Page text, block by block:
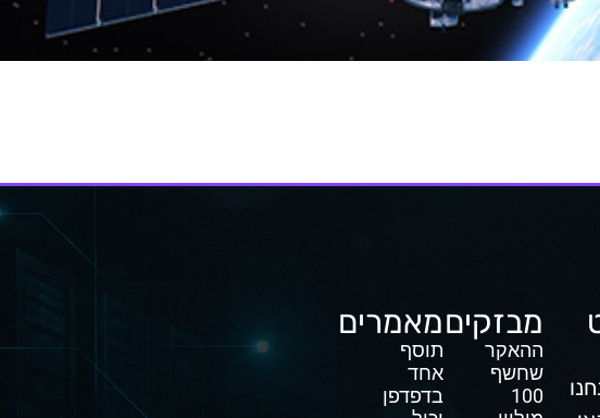
מבזקים
ההאקר
שחשף
100
מאמרים
תוסף
אחד
בדפדפן